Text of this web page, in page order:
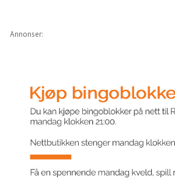
Annonser: